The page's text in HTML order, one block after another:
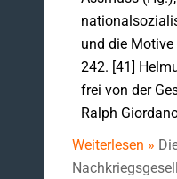
und die
242. [41]
frei von der
Ralph
Weiterlesen »